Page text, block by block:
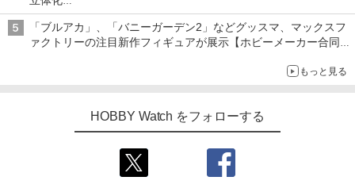
ライトニング・マックィーンやメーターなど4種がラインナップ
「ブルアカ」、「バニーガーデン2」などグッスマ、マックスフ
ァクトリーの注目新作フィギュアが展示【ホビーメーカー合同展
もっと見る
HOBBY Watch をフォローする